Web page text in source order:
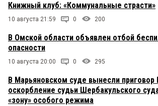
Книжный клуб: «Коммунальные страсти»
10 августа 21:59 0 200
В Омской области объявлен отбой
опасности
10 августа 20:00 0 295
В Марьяновском суде вынесли
оскорбление судьи Шербакульского
«зону» особого режима